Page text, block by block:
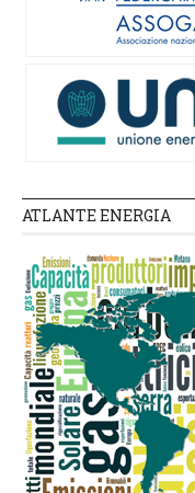
ATLANTE ENERGIA